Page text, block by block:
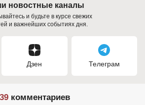
новостные каналы
и будьте в курсе свежих
и важнейших событиях дня.
Дзен Телеграм
39комментариев